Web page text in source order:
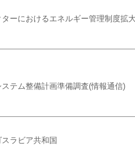
ーにおけるエネルギー管理制度拡
テム整備計画準備調査(情報通信)
ラビア共和国